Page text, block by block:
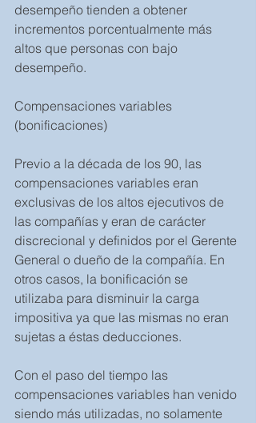
desempeño tienden a obtener
incrementos porcentualmente más
altos que personas con bajo
desempeño.
Compensaciones variables
(bonificaciones)
Previo a la década de los 90, las
compensaciones variables eran
exclusivas de los altos ejecutivos de
las compañías y eran de carácter
discrecional y definidos por el Gerente
General o dueño de la compañía. En
otros casos, la bonificación se
utilizaba para disminuir la carga
impositiva ya que las mismas no eran
sujetas a éstas deducciones.
Con el paso del tiempo las
compensaciones variables han venido
siendo más utilizadas, no solamente